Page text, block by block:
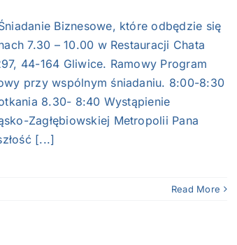
Biznesowe, które odbędzie się
7.30 – 10.00 w Restauracji Chata
44-164 Gliwice. Ramowy Program
przy wspólnym śniadaniu. 8:00-8:30
8.30- 8:40 Wystąpienie
Zagłębiowskiej Metropolii Pana
[...]
Read More